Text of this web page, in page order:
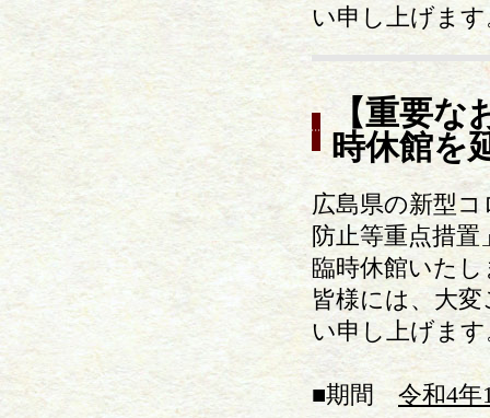
い申し上げま
【重要
時休館を
広島県の新型
防止等重点措
臨時休館いた
皆様には、大
い申し上げま
■期間 令和4年